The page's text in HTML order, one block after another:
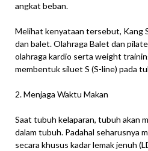
angkat beban.
Melihat kenyataan tersebut, Kang
dan balet. Olahraga Balet dan
olahraga kardio serta weight
membentuk siluet S (S-line) pada
2. Menjaga Waktu Makan
Saat tubuh kelaparan, tubuh akan
dalam tubuh. Padahal seharusnya
secara khusus kadar lemak jenuh